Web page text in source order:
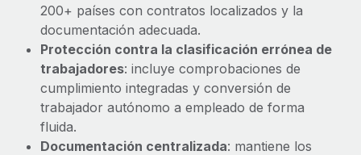
Movilidad y reubicación
Reubica a los empleados con facilidad.
Prestaciones
Gestiona las prestaciones de los empleados sin
complicaciones.
Novedades de producto de Remote:
Integraciones con Gusto y Xero y Contractor
Management Plus
La misión de Remote sigue siendo ayudar a empresas de
todos los tamaños a contratar, gestionar y...
Más información
200+ países con contratos localizados y la
documentación adecuada.
Protección contra la clasificación errónea de
trabajadores: incluye comprobaciones de
cumplimiento integradas y conversión de
trabajador autónomo a empleado de forma
fluida.
Documentación centralizada: mantiene los